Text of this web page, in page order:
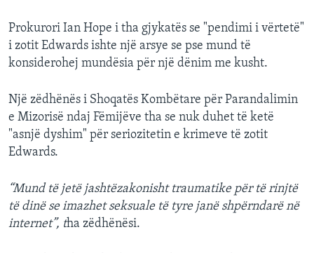
Prokurori Ian Hope i tha gjykatës se "pendimi i vërtetë"
i zotit Edwards ishte një arsye se pse mund të
konsiderohej mundësia për një dënim me kusht.
Një zëdhënës i Shoqatës Kombëtare për Parandalimin
e Mizorisë ndaj Fëmijëve tha se nuk duhet të ketë
"asnjë dyshim" për seriozitetin e krimeve të zotit
Edwards.
“Mund të jetë jashtëzakonisht traumatike për të rinjtë
të dinë se imazhet seksuale të tyre janë shpërndarë në
internet”, tha zëdhënësi.